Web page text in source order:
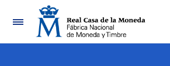
Nabigazioa